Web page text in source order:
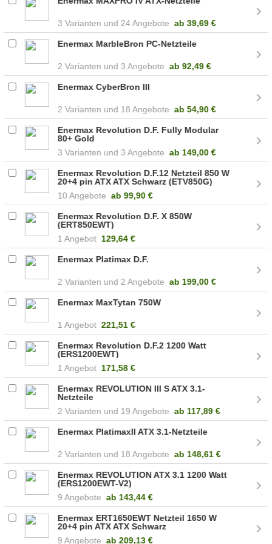
3 24 Angebote ab 39,69 €
Enermax MarbleBron PC-Netzteile
2 3 Angebote ab 92,49 €
Enermax CyberBron III
2 18 Angebote ab 54,90 €
Enermax Revolution D.F. Fully Modular
80+ Gold
3
3 Angebote ab 149,00 €
Enermax Revolution D.F.12 Netzteil 850 W
20+4 pin ATX ATX Schwarz (ETV850G)
10 Angebote ab 99,90 €
Enermax Revolution D.F. X 850W
(ERT850EWT)
1 Angebot 129,64 €
Enermax Platimax D.F.
2 2 Angebote ab 199,00 €
Enermax MaxTytan 750W
1 Angebot 221,51 €
Enermax Revolution D.F.2 1200 Watt
(ERS1200EWT)
1 Angebot 171,58 €
Enermax REVOLUTION III S ATX 3.1-
Netzteile
2
19 Angebote ab 117,89 €
Enermax PlatimaxII ATX 3.1-Netzteile
2 18 Angebote ab 148,61 €
Enermax REVOLUTION ATX 3.1 1200 Watt
(ERS1200EWT-V2)
9 Angebote ab 143,44 €
Enermax ERT1650EWT Netzteil 1650 W
20+4 pin ATX ATX Schwarz
9 Angebote ab 209,13 €